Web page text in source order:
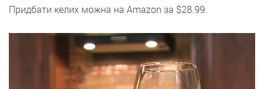
Придбати келих можна на Amazon за $28.99.